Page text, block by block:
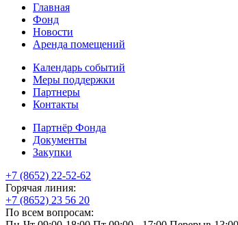
Главная
Фонд
Новости
Аренда помещений
Календарь событий
Меры поддержки
Партнеры
Контакты
Партнёр Фонда
Документы
Закупки
+7 (8652) 22-52-62
Горячая линия:
+7 (8652) 23 56 20
По всем вопросам: